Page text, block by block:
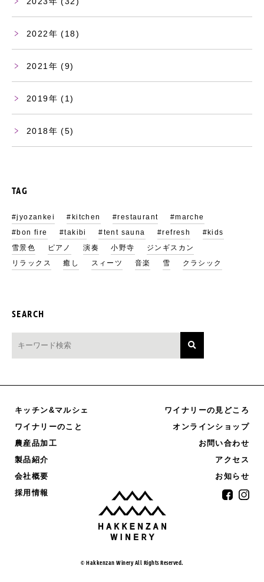
2022 (18)
2021 (9)
2019 (1)
2018 (5)
TAG
#jyozankei #kitchen #restaurant
#marche
#bon fire
#takibi #tent sauna #refresh
#kids
雪景色
ピアノ 演奏 小野寺
ジンギスカン
リラックス
癒し スィーツ 音楽 雪 クラシック
SEARCH
キッチン&マルシェ
ワイナリーのこと
農産品加工
製品紹介
会社概要
採用情報
ワイナリーの見どころ
オンラインショップ
お問い合わせ
アクセス
お知らせ
© Hakkenzan Winery All Rights Reserved.